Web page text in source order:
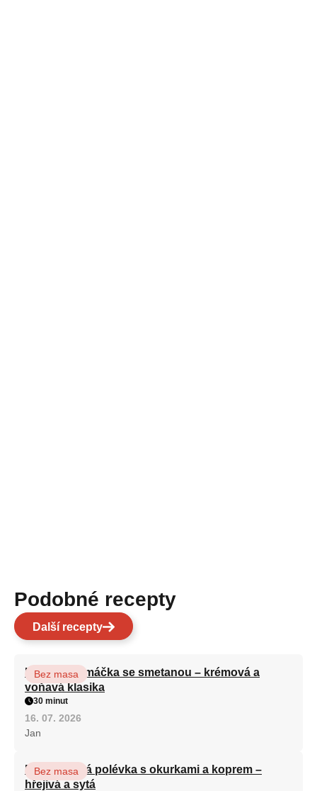
Podobné recepty
Další recepty
Houbová omáčka se smetanou – krémová a
voňavá klasika
Bez masa
30 minut
16. 07. 2026
Jan
Bramborová polévka s okurkami a koprem –
hřejivá a sytá
Bez masa